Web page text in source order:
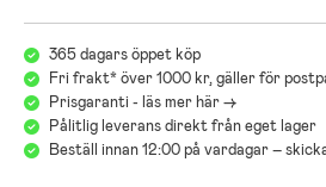
365 dagars öppet köp
Fri frakt* över 1000 kr, gäller för
Prisgaranti - läs mer här ->
Pålitlig leverans direkt från eget lager
Beställ innan 12:00 på vardagar –